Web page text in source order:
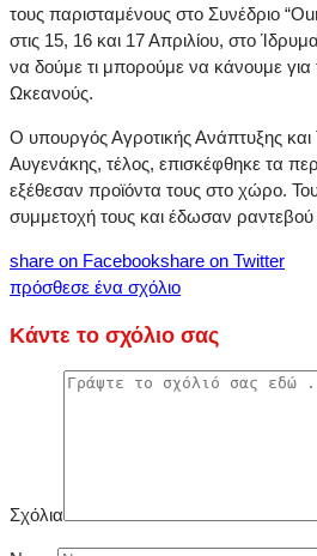
τους παρισταμένους στο Συνέδριο
στις 15, 16 και 17 Απριλίου, στο
να δούμε τι μπορούμε να κάνουμε για
Ωκεανούς.
Ο υπουργός Αγροτικής Ανάπτυξης
Αυγενάκης, τέλος, επισκέφθηκε τα
εξέθεσαν προϊόντα τους στο χώρο.
συμμετοχή τους και έδωσαν ραντεβού
share on Facebookshare on Twitter
πρόσθεσε ένα σχόλιο
Κάντε το σχόλιο σας
Σχόλια